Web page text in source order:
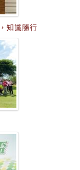
知識隨行